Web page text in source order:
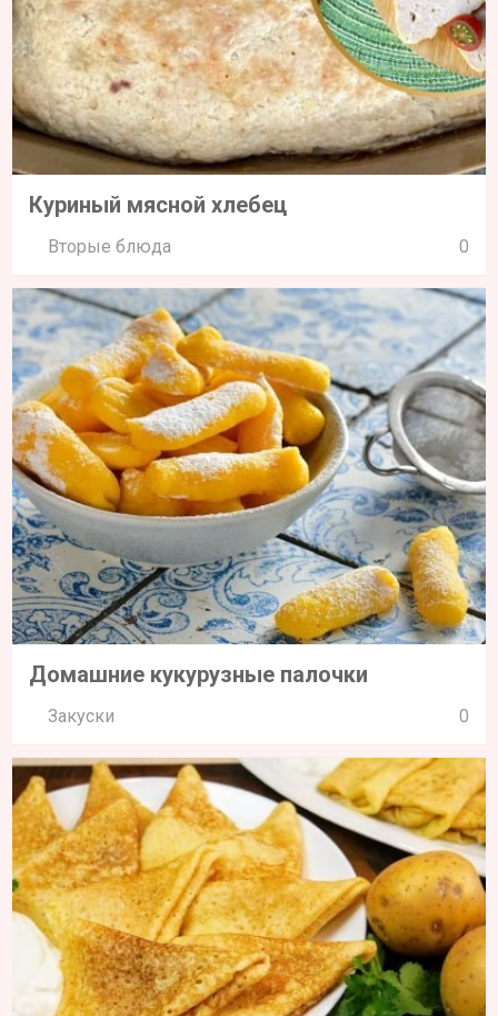
Куриный мясной хлебец
Вторые блюда 0
Домашние кукурузные палочки
Закуски 0